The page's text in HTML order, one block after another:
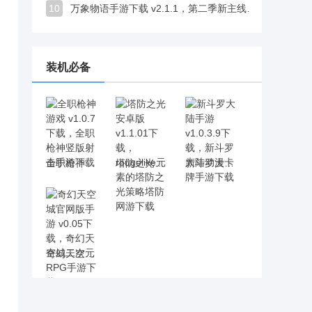
10
装机必备
全职枪神游戏 v1.0.7下载，全职枪神竖版射击手游下载 塔防之光安卓版 v1.1.01下载，rougelike元素的塔防之光策略塔防网游下载 新斗罗大陆手游 v1.0.3.9下载，新斗罗大陆动漫卡牌手游下载
奇幻天空城官网版手游 v0.05下载，奇幻天空城二次元RPG手游下载